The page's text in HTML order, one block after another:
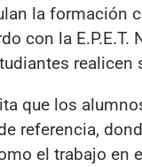
la formación
con la
que los
referencia,
el trabajo en